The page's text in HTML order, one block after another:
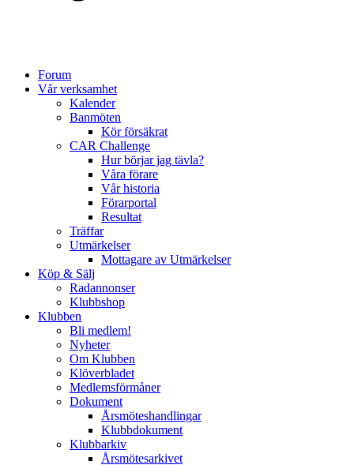
Forum
Vår verksamhet
Kalender
Banmöten
Kör försäkrat
CAR Challenge
Hur börjar jag tävla?
Våra förare
Vår historia
Förarportal
Resultat
Träffar
Utmärkelser
Mottagare av Utmärkelser
Köp & Sälj
Radannonser
Klubbshop
Klubben
Bli medlem!
Nyheter
Om Klubben
Klöverbladet
Medlemsförmåner
Dokument
Årsmöteshandlingar
Klubbdokument
Klubbarkiv
Årsmötesarkivet